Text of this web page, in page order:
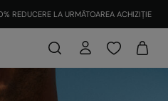
REDUCERE LA URMĂTOAREA ACHIZIȚIE